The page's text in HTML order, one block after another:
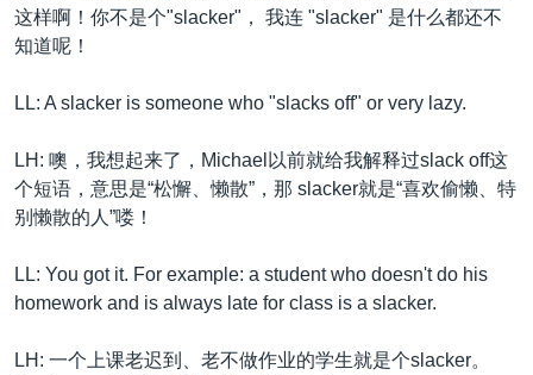
这样啊！你不是个"slacker"， 我连 "slacker" 是什么都还不
知道呢！
LL: A slacker is someone who "slacks off" or very lazy.
LH: 噢，我想起来了，Michael以前就给我解释过slack off这
个短语，意思是“松懈、懒散”，那 slacker就是“喜欢偷懒、特
别懒散的人”喽！
LL: You got it. For example: a student who doesn't do his
homework and is always late for class is a slacker.
LH: 一个上课老迟到、老不做作业的学生就是个slacker。